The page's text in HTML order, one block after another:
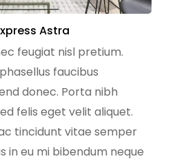
Astra
feugiat nisl pretium.
faucibus
donec. Porta nibh
felis eget velit aliquet.
tincidunt vitae semper
in eu mi bibendum neque